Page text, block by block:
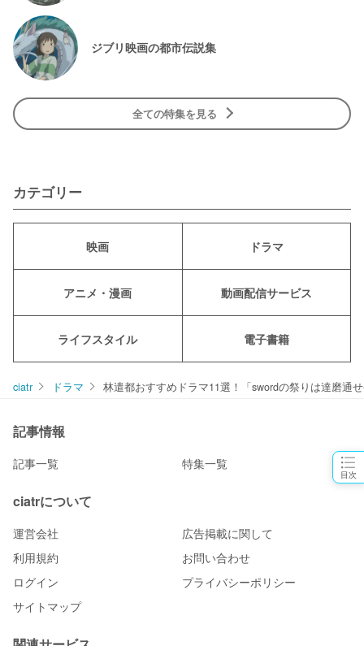
目次
ジブリ映画の都市伝説集
全ての特集を見る
カテゴリー
映画 ドラマ
アニメ・漫画 動画配信サービス
ライフスタイル 電子書籍
ciatr ドラマ 林遣都おすすめドラマ11選！「swordの祭りは達磨通
記事情報
記事一覧 特集一覧
ciatrについて
運営会社
広告掲載に関して
利用規約
お問い合わせ
ログイン
プライバシーポリシー
サイトマップ